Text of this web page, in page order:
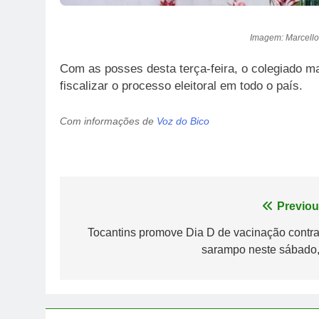
Imagem:
Com as posses desta terça-feira, o colegiado
fiscalizar o processo eleitoral em todo o país.
Com informações de Voz do Bico
deTocantins promove Dia D de vacinação
sarampo neste